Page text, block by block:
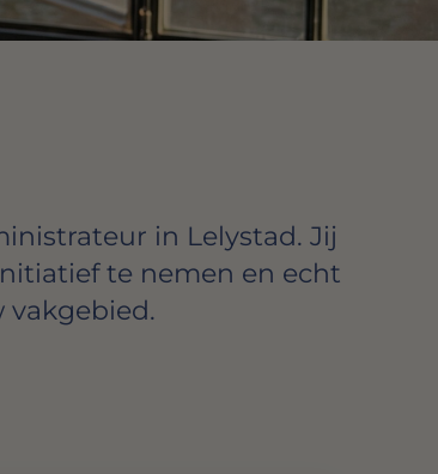
in Lelystad. Jij
te nemen en echt